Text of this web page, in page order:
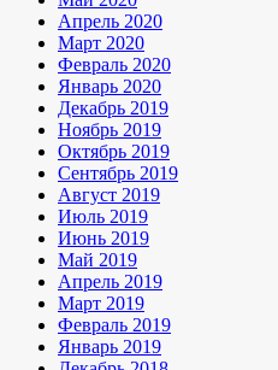
Апрель 2020
Март 2020
Февраль 2020
Январь 2020
Декабрь 2019
Ноябрь 2019
Октябрь 2019
Сентябрь 2019
Август 2019
Июль 2019
Июнь 2019
Май 2019
Апрель 2019
Март 2019
Февраль 2019
Январь 2019